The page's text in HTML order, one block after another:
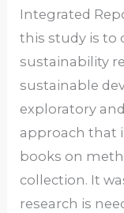
Integrated
this study is to
sustainability
sustainable
exploratory
approach that
books on
collection. It
research is